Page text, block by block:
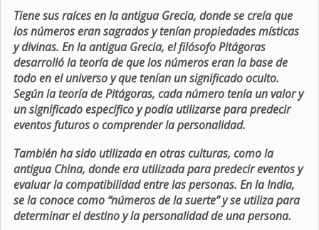
Tiene sus raíces en la antigua Grecia, donde se creía que
los números eran sagrados y tenían propiedades místicas
y divinas. En la antigua Grecia, el filósofo Pitágoras
desarrolló la teoría de que los números eran la base de
todo en el universo y que tenían un significado oculto.
Según la teoría de Pitágoras, cada número tenía un valor y
un significado específico y podía utilizarse para predecir
eventos futuros o comprender la personalidad.
También ha sido utilizada en otras culturas, como la
antigua China, donde era utilizada para predecir eventos y
evaluar la compatibilidad entre las personas. En la India,
se la conoce como “números de la suerte” y se utiliza para
determinar el destino y la personalidad de una persona.